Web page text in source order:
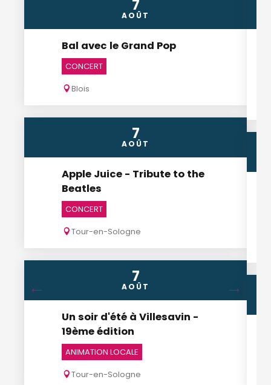
7
AOÛT
Bal avec le Grand Pop
CONCERT
Blois
7
AOÛT
Apple Juice - Tribute to the
Beatles
CONCERT
Tour-en-Sologne
7
AOÛT
Un soir d'été à Villesavin -
19ème édition
ANIMATION LOCALE
Tour-en-Sologne